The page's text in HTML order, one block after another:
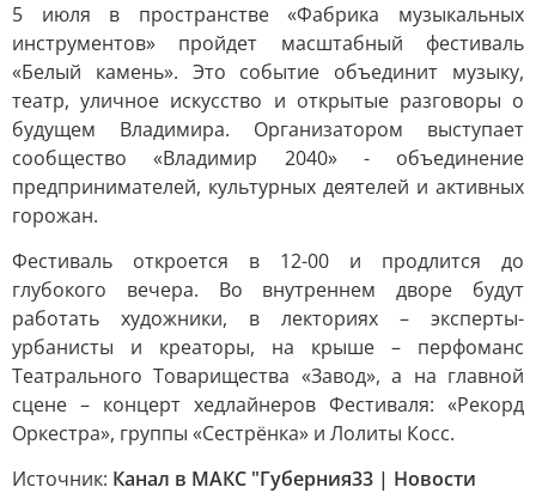
5 июля в пространстве «Фабрика музыкальных
инструментов» пройдет масштабный фестиваль
«Белый камень». Это событие объединит музыку,
театр, уличное искусство и открытые разговоры о
будущем Владимира. Организатором выступает
сообщество «Владимир 2040» - объединение
предпринимателей, культурных деятелей и активных
горожан.
Фестиваль откроется в 12-00 и продлится до
глубокого вечера. Во внутреннем дворе будут
работать художники, в лекториях – эксперты-
урбанисты и креаторы, на крыше – перфоманс
Театрального Товарищества «Завод», а на главной
сцене – концерт хедлайнеров Фестиваля: «Рекорд
Оркестра», группы «Сестрёнка» и Лолиты Косс.
Источник: Канал в МАКС "Губерния33 | Новости